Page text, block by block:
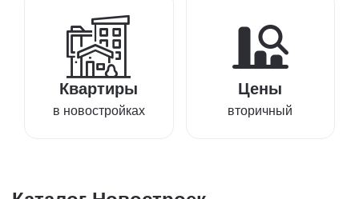
Квартиры
в новостройках
Цены
вторичный